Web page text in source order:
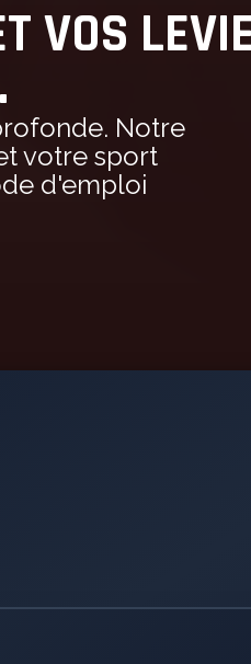
VOS
Notre
votre sport
d'emploi